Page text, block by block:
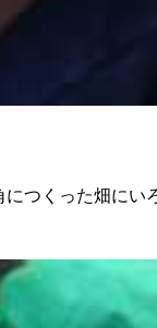
につくった畑にい